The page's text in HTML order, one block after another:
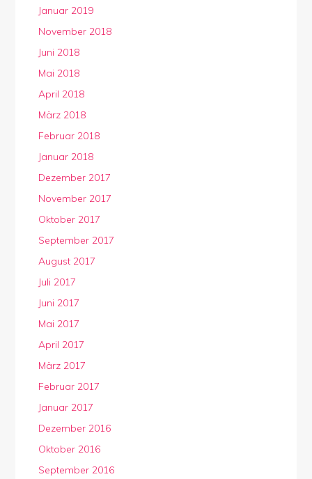
Januar 2019
November 2018
Juni 2018
Mai 2018
April 2018
März 2018
Februar 2018
Januar 2018
Dezember 2017
November 2017
Oktober 2017
September 2017
August 2017
Juli 2017
Juni 2017
Mai 2017
April 2017
März 2017
Februar 2017
Januar 2017
Dezember 2016
Oktober 2016
September 2016